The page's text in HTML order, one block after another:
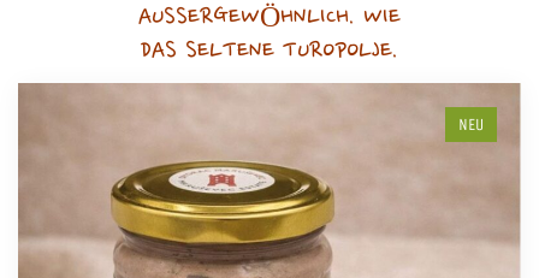
AUSSERGEWÖHNLICH. WIE
DAS SELTENE TUROPOLJE.
NEU